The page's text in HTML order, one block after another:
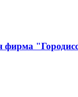
фирма